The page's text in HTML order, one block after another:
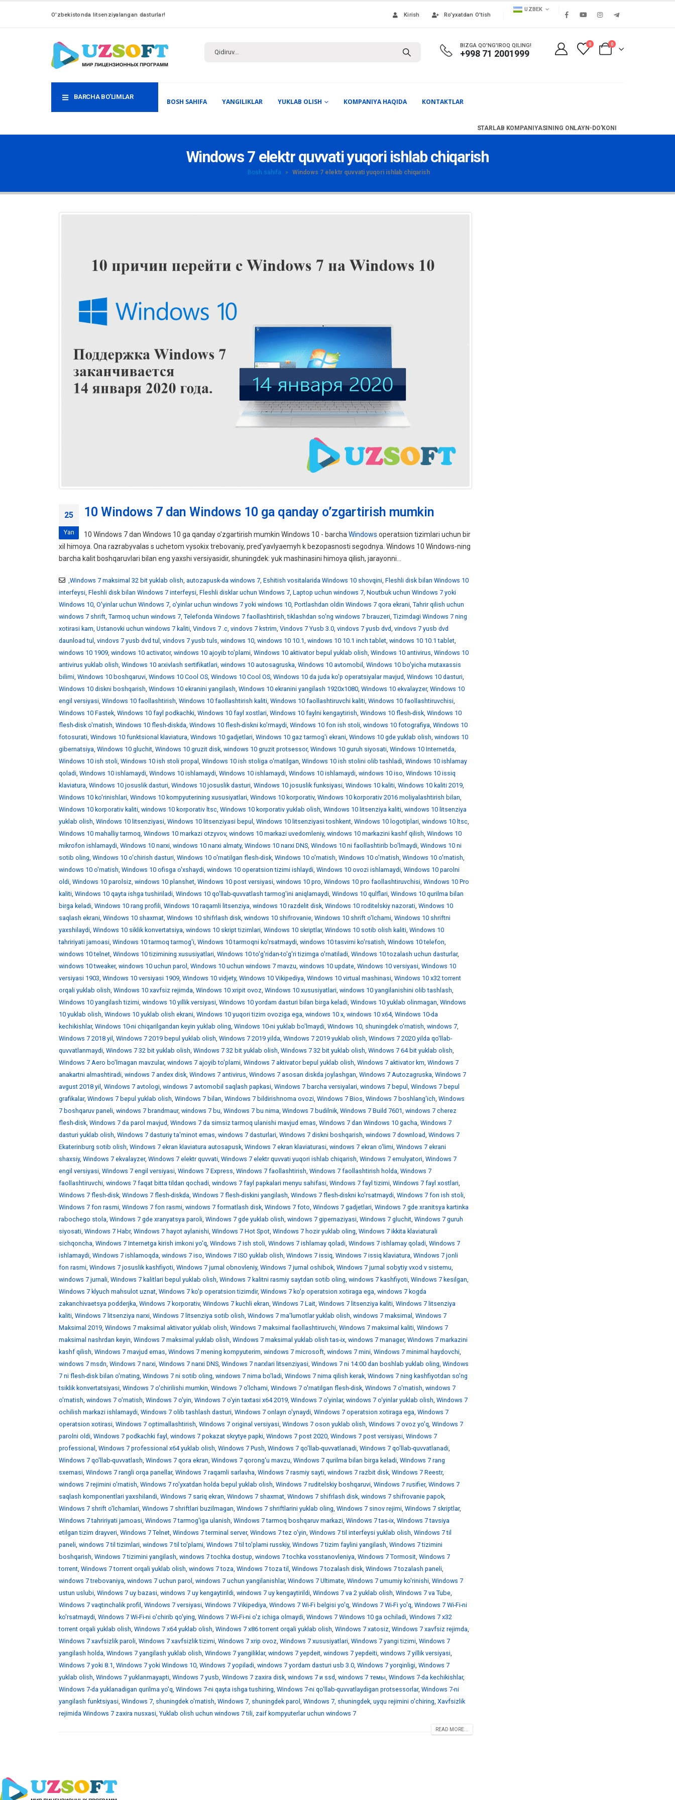
O'zbekistonda litsenziyalangan dasturlar! Kirish Ro'yxatdan O'tish
UZBEK
BIZGA QO'NG'IROQ QILING!
+998 71 2001999
0 0
BARCHA BO'LIMLAR
BOSH SAHIFA YANGILIKLAR YUKLAB OLISH KOMPANIYA HAQIDA KONTAKTLAR
STARLAB KOMPANIYASINING ONLAYN-DO'KONI
Windows 7 elektr quvvati yuqori ishlab chiqarish
Bosh sahifa » Windows 7 elektr quvvati yuqori ishlab chiqarish
25
Yan
10 Windows 7 dan Windows 10 ga qanday o’zgartirish mumkin
10 Windows 7 dan Windows 10 ga qanday o'zgartirish mumkin Windows 10 - barcha Windows operatsion tizimlari uchun bir
xil himoya. Ona razrabyvalas s uchetom vysokix trebovaniy, pred'yavlyaemyh k bezopasnosti segodnya. Windows 10 Windows-ning
barcha kalit boshqaruvlari bilan eng yaxshi versiyasidir, shuningdek: yuk mashinasini himoya qilish, jarayonni...
,Windows 7 maksimal 32 bit yuklab olish, autozapusk-da windows 7, Eshitish vositalarida Windows 10 shovqini, Fleshli disk bilan Windows 10
interfeysi, Fleshli disk bilan Windows 7 interfeysi, Fleshli disklar uchun Windows 7, Laptop uchun windows 7, Noutbuk uchun Windows 7 yoki
Windows 10, O'yinlar uchun Windows 7, o'yinlar uchun windows 7 yoki windows 10, Portlashdan oldin Windows 7 qora ekrani, Tahrir qilish uchun
windows 7 shrift, Tarmoq uchun windows 7, Telefonda Windows 7 faollashtirish,tiklashdan so'ng windows 7 brauzeri, Tizimdagi Windows 7 ning
xotirasi kam, Ustanovki uchun windows 7 kaliti, Vindovs 7 .c, vindovs 7 kstrim, Vindovs 7 Yusb 3.0, vindovs 7 yusb dvd, vindovs 7 yusb dvd
daunload tul , vindovs 7 yusb dvd tul , vindovs 7 yusb tuls, windows 10, windows 10 10.1, windows 10 10.1 inch tablet, windows 10 10.1 tablet,
windows 10 1909, windows 10 activator, windows 10 ajoyib to'plami, Windows 10 aktivator bepul yuklab olish, Windows 10 antivirus, Windows 10
antivirus yuklab olish, Windows 10 arxivlash sertifikatlari, windows 10 autosagruska, Windows 10 avtomobil , Windows 10 bo'yicha mutaxassis
bilimi, Windows 10 boshqaruvi, Windows 10 Cool OS, Windows 10 Cool OS, Windows 10 da juda ko'p operatsiyalar mavjud, Windows 10 dasturi,
Windows 10 diskni boshqarish, Windows 10 ekranini yangilash, Windows 10 ekranini yangilash 1920x1080, Windows 10 ekvalayzer, Windows 10
engil versiyasi, Windows 10 faollashtirish, Windows 10 faollashtirish kaliti, Windows 10 faollashtiruvchi kaliti, Windows 10 faollashtiruvchisi,
Windows 10 Fastek, Windows 10 fayl podkachki, Windows 10 fayl xostlari, Windows 10 faylni kengaytirish, Windows 10 flesh-disk, Windows 10
flesh-disk o'rnatish, Windows 10 flesh-diskda, Windows 10 flesh-diskni ko'rmaydi, Windows 10 fon ish stoli, windows 10 fotografiya, Windows 10
fotosurati, Windows 10 funktsional klaviatura, Windows 10 gadjetlari, Windows 10 gaz tarmog'i ekrani, Windows 10 gde yuklab olish, windows 10
gibernatsiya, Windows 10 gluchit, Windows 10 gruzit disk, windows 10 gruzit protsessor, Windows 10 guruh siyosati, Windows 10 Internetda,
Windows 10 ish stoli, Windows 10 ish stoli propal , Windows 10 ish stoliga o'rnatilgan, Windows 10 ish stolini olib tashladi, Windows 10 ishlamay
qoladi, Windows 10 ishlamaydi, Windows 10 ishlamaydi, Windows 10 ishlamaydi, Windows 10 ishlamaydi, windows 10 iso, Windows 10 issiq
klaviatura, Windows 10 josuslik dasturi, Windows 10 josuslik dasturi, Windows 10 josuslik funksiyasi, Windows 10 kaliti, Windows 10 kaliti 2019,
Windows 10 ko'rinishlari, Windows 10 kompyuterining xususiyatlari, Windows 10 korporativ, Windows 10 korporativ 2016 moliyalashtirish bilan,
Windows 10 korporativ kaliti, windows 10 korporativ ltsc, Windows 10 korporativ yuklab olish, Windows 10 litsenziya kaliti, windows 10 litsenziya
yuklab olish, Windows 10 litsenziyasi, Windows 10 litsenziyasi bepul , Windows 10 litsenziyasi toshkent, Windows 10 logotiplari, windows 10 ltsc,
Windows 10 mahalliy tarmoq, Windows 10 markazi otzyvov, windows 10 markazi uvedomleniy, windows 10 markazini kashf qilish, Windows 10
mikrofon ishlamaydi, Windows 10 narxi, windows 10 narxi almaty, Windows 10 narxi DNS, Windows 10 ni faollashtirib bo'lmaydi, Windows 10 ni
sotib oling, Windows 10 o'chirish dasturi, Windows 10 o'rnatilgan flesh-disk, Windows 10 o'rnatish, Windows 10 o'rnatish, Windows 10 o'rnatish,
windows 10 o'rnatish, Windows 10 ofisga o'xshaydi, windows 10 operatsion tizimi ishlaydi, Windows 10 ovozi ishlamaydi, Windows 10 parolni
oldi, Windows 10 parolsiz, windows 10 planshet, Windows 10 post versiyasi, windows 10 pro, Windows 10 pro faollashtiruvchisi, Windows 10 Pro
kaliti, Windows 10 qayta ishga tushiriladi, Windows 10 qo'llab-quvvatlash tarmog'ini aniqlamaydi, Windows 10 qulflari, Windows 10 qurilma bilan
birga keladi, Windows 10 rang profili, Windows 10 raqamli litsenziya, windows 10 razdelit disk, Windows 10 roditelskiy nazorati, Windows 10
saqlash ekrani, Windows 10 shaxmat, Windows 10 shifrlash disk, windows 10 shifrovanie, Windows 10 shrift o'lchami, Windows 10 shriftni
yaxshilaydi, Windows 10 siklik konvertatsiya, windows 10 skript tizimlari, Windows 10 skriptlar, Windows 10 sotib olish kaliti, Windows 10
tahririyati jamoasi, Windows 10 tarmoq tarmog'i, Windows 10 tarmoqni ko'rsatmaydi, windows 10 tasvirni ko'rsatish, Windows 10 telefon,
windows 10 telnet, Windows 10 tizimining xususiyatlari, Windows 10 to'g'ridan-to'g'ri tizimga o'rnatiladi, Windows 10 tozalash uchun dasturlar,
windows 10 tweaker, windows 10 uchun parol , Windows 10 uchun windows 7 mavzu, windows 10 update, Windows 10 versiyasi, Windows 10
versiyasi 1903, Windows 10 versiyasi 1909, Windows 10 vidjety, Windows 10 Vikipediya, Windows 10 virtual mashinasi, Windows 10 x32 torrent
orqali yuklab olish, Windows 10 xavfsiz rejimda, Windows 10 xripit ovoz, Windows 10 xususiyatlari, windows 10 yangilanishini olib tashlash,
Windows 10 yangilash tizimi, windows 10 yillik versiyasi, Windows 10 yordam dasturi bilan birga keladi, Windows 10 yuklab olinmagan, Windows
10 yuklab olish, Windows 10 yuklab olish ekrani, Windows 10 yuqori tizim ovoziga ega, windows 10 х, windows 10 х64, Windows 10-da
kechikishlar, Windows 10-ni chiqarilgandan keyin yuklab oling, Windows 10-ni yuklab bo'lmaydi, Windows 10, shuningdek o'rnatish, windows 7,
Windows 7 2018 yil , Windows 7 2019 bepul yuklab olish, Windows 7 2019 yilda, Windows 7 2019 yuklab olish, Windows 7 2020 yilda qo'llab-
quvvatlanmaydi, Windows 7 32 bit yuklab olish, Windows 7 32 bit yuklab olish, Windows 7 32 bit yuklab olish, Windows 7 64 bit yuklab olish,
Windows 7 Aero bo'lmagan mavzular, windows 7 ajoyib to'plami, Windows 7 aktivator bepul yuklab olish, Windows 7 aktivator km, Windows 7
anakartni almashtiradi, windows 7 andex disk, Windows 7 antivirus, Windows 7 asosan diskda joylashgan, Windows 7 Autozagruska, Windows 7
avgust 2018 yil , Windows 7 avtologi, windows 7 avtomobil saqlash papkasi, Windows 7 barcha versiyalari, windows 7 bepul , Windows 7 bepul
grafikalar, Windows 7 bepul yuklab olish, Windows 7 bilan, Windows 7 bildirishnoma ovozi, Windows 7 Bios, Windows 7 boshlang'ich, Windows
7 boshqaruv paneli, windows 7 brandmaur, windows 7 bu, Windows 7 bu nima, Windows 7 budilnik, Windows 7 Build 7601, windows 7 cherez
flesh-disk, Windows 7 da parol mavjud, Windows 7 da simsiz tarmoq ulanishi mavjud emas, Windows 7 dan Windows 10 gacha, Windows 7
dasturi yuklab olish, Windows 7 dasturiy ta'minot emas, windows 7 dasturlari, Windows 7 diskni boshqarish, windows 7 download, Windows 7
Ekaterinburg sotib olish, Windows 7 ekran klaviatura autosapusk, Windows 7 ekran klaviaturasi, windows 7 ekran o'limi, Windows 7 ekrani
shaxsiy, Windows 7 ekvalayzer, Windows 7 elektr quvvati, Windows 7 elektr quvvati yuqori ishlab chiqarish, Windows 7 emulyatori, Windows 7
engil versiyasi, Windows 7 engil versiyasi, Windows 7 Express, Windows 7 faollashtirish, Windows 7 faollashtirish holda, Windows 7
faollashtiruvchi, windows 7 faqat bitta tildan qochadi, windows 7 fayl papkalari menyu sahifasi, Windows 7 fayl tizimi, Windows 7 fayl xostlari,
Windows 7 flesh-disk, Windows 7 flesh-diskda, Windows 7 flesh-diskini yangilash, Windows 7 flesh-diskni ko'rsatmaydi, Windows 7 fon ish stoli,
Windows 7 fon rasmi, Windows 7 fon rasmi, windows 7 formatlash disk, Windows 7 foto, Windows 7 gadjetlari, Windows 7 gde xranitsya kartinka
rabochego stola, Windows 7 gde xranyatsya paroli, Windows 7 gde yuklab olish, windows 7 gipernaziyasi, Windows 7 gluchit, Windows 7 guruh
siyosati, Windows 7 Habr, Windows 7 hayot aylanishi, Windows 7 Hot Spot, Windows 7 hozir yuklab oling, Windows 7 ikkita klaviaturali
sichqoncha, Windows 7 Internetga kirish imkoni yo'q, Windows 7 ish stoli, Windows 7 ishlamay qoladi, Windows 7 ishlamay qoladi, Windows 7
ishlamaydi, Windows 7 ishlamoqda, windows 7 iso, Windows 7 ISO yuklab olish, Windows 7 issiq, Windows 7 issiq klaviatura, Windows 7 jonli
fon rasmi, Windows 7 josuslik kashfiyoti, Windows 7 jurnal obnovleniy, Windows 7 jurnal oshibok, Windows 7 jurnal sobytiy vxod v sistemu,
windows 7 jurnali, Windows 7 kalitlari bepul yuklab olish, Windows 7 kalitni rasmiy saytdan sotib oling, windows 7 kashfiyoti, Windows 7 kesilgan,
Windows 7 klyuch mahsulot uznat, Windows 7 ko'p operatsion tizimdir, Windows 7 ko'p operatsion xotiraga ega, windows 7 kogda
zakanchivaetsya podderjka, Windows 7 korporativ, Windows 7 kuchli ekran, Windows 7 Lait, Windows 7 litsenziya kaliti, Windows 7 litsenziya
kaliti, Windows 7 litsenziya narxi, Windows 7 litsenziya sotib olish, Windows 7 ma'lumotlar yuklab olish, windows 7 maksimal , Windows 7
Maksimal 2019, Windows 7 maksimal aktivator yuklab olish, Windows 7 maksimal faollashtiruvchi, Windows 7 maksimal kaliti, Windows 7
maksimal nashrdan keyin, Windows 7 maksimal yuklab olish, Windows 7 maksimal yuklab olish tas-ix, windows 7 manager, Windows 7 markazini
kashf qilish, Windows 7 mavjud emas, Windows 7 mening kompyuterim, windows 7 microsoft, windows 7 mini, Windows 7 minimal haydovchi,
windows 7 msdn, Windows 7 narxi, Windows 7 narxi DNS, Windows 7 narxlari litsenziyasi, Windows 7 ni 14:00 dan boshlab yuklab oling, Windows
7 ni flesh-disk bilan o'rnating, Windows 7 ni sotib oling, windows 7 nima bo'ladi, Windows 7 nima qilish kerak, Windows 7 ning kashfiyotdan so'ng
tsiklik konvertatsiyasi, Windows 7 o'chirilishi mumkin, Windows 7 o'lchami, Windows 7 o'rnatilgan flesh-disk, Windows 7 o'rnatish, windows 7
o'rnatish, windows 7 o'rnatish, Windows 7 o'yin, Windows 7 o'yin taxtasi x64 2019, Windows 7 o'yinlar, windows 7 o'yinlar yuklab olish, Windows 7
ochilish markazi ishlamaydi, Windows 7 olib tashlash dasturi, Windows 7 onlayn o'ynaydi, Windows 7 operatsion xotiraga ega, Windows 7
operatsion xotirasi, Windows 7 optimallashtirish, Windows 7 original versiyasi, Windows 7 oson yuklab olish, Windows 7 ovoz yo'q, Windows 7
parolni oldi, Windows 7 podkachki fayl , windows 7 pokazat skrytye papki, Windows 7 post 2020, Windows 7 post versiyasi, Windows 7
professional , Windows 7 professional x64 yuklab olish, Windows 7 Push, Windows 7 qo'llab-quvvatlanadi, Windows 7 qo'llab-quvvatlanadi,
Windows 7 qo'llab-quvvatlash, Windows 7 qora ekran, Windows 7 qorong'u mavzu, Windows 7 qurilma bilan birga keladi, Windows 7 rang
sxemasi, Windows 7 rangli orqa panellar, Windows 7 raqamli sarlavha, Windows 7 rasmiy sayti, windows 7 razbit disk, Windows 7 Reestr,
windows 7 rejimini o'rnatish, Windows 7 ro'yxatdan holda bepul yuklab olish, Windows 7 ruditelskiy boshqaruvi, Windows 7 rusifier, Windows 7
saqlash komponentlari yaxshilandi, Windows 7 sariq ekran, Windows 7 shaxmat, Windows 7 shifrlash disk, windows 7 shifrovanie papok,
Windows 7 shrift o'lchamlari, Windows 7 shriftlari buzilmagan, Windows 7 shriftlarini yuklab oling, Windows 7 sinov rejimi, Windows 7 skriptlar,
Windows 7 tahririyati jamoasi, Windows 7 tarmog'iga ulanish, Windows 7 tarmoq boshqaruv markazi, Windows 7 tas-ix, Windows 7 tavsiya
etilgan tizim drayveri, Windows 7 Telnet, Windows 7 terminal server, Windows 7 tez o'yin, Windows 7 til interfeysi yuklab olish, Windows 7 til
paneli, windows 7 til tizimlari, windows 7 til to'plami, Windows 7 til to'plami russkiy, Windows 7 tizim faylini yangilash, Windows 7 tizimini
boshqarish, Windows 7 tizimini yangilash, windows 7 tochka dostup, windows 7 tochka vosstanovleniya, Windows 7 Tormosit, Windows 7
torrent, Windows 7 torrent orqali yuklab olish, windows 7 toza, Windows 7 toza til , Windows 7 tozalash disk, Windows 7 tozalash paneli,
windows 7 trebovaniya, windows 7 uchun parol , windows 7 uchun yangilanishlar, Windows 7 Ultimate, Windows 7 umumiy ko'rinishi, Windows 7
ustun uslubi, Windows 7 uy bazasi, windows 7 uy kengaytirildi, windows 7 uy kengaytirildi, Windows 7 va 2 yuklab olish, Windows 7 va Tube,
Windows 7 vaqtinchalik profil , Windows 7 versiyasi, Windows 7 Vikipediya, Windows 7 Wi-Fi belgisi yo'q, Windows 7 Wi-Fi yo'q, Windows 7 Wi-Fi-ni
ko'rsatmaydi, Windows 7 Wi-Fi-ni o'chirib qo'ying, Windows 7 Wi-Fi-ni o'z ichiga olmaydi, Windows 7 Windows 10 ga ochiladi, Windows 7 x32
torrent orqali yuklab olish, Windows 7 x64 yuklab olish, Windows 7 x86 torrent orqali yuklab olish, Windows 7 xatosiz, Windows 7 xavfsiz rejimda,
Windows 7 xavfsizlik paroli, Windows 7 xavfsizlik tizimi, Windows 7 xrip ovoz, Windows 7 xususiyatlari, Windows 7 yangi tizimi, Windows 7
yangilash holda, Windows 7 yangilash yuklab olish, Windows 7 yangiliklar, windows 7 yepdeit, windows 7 yepdeiti, windows 7 yillik versiyasi,
Windows 7 yoki 8.1, Windows 7 yoki Windows 10, Windows 7 yopiladi, windows 7 yordam dasturi usb 3.0, Windows 7 yorqinligi, Windows 7
yuklab olish, Windows 7 yuklanmayapti, Windows 7 yusb, Windows 7 zaxira disk, windows 7 и ssd, windows 7 темы, Windows 7-da kechikishlar,
Windows 7-da yuklanadigan qurilma yo'q, Windows 7-ni qayta ishga tushiring, Windows 7-ni qo'llab-quvvatlaydigan protsessorlar, Windows 7-ni
yangilash funktsiyasi, Windows 7, shuningdek o'rnatish, Windows 7, shuningdek parol , Windows 7, shuningdek, uyqu rejimini o'chiring, Xavfsizlik
rejimida Windows 7 zaxira nusxasi, Yuklab olish uchun windows 7 tili, zaif kompyuterlar uchun windows 7
READ MORE...